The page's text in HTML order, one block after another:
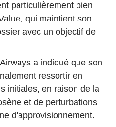
particulièrement bien
qui maintient son
avec un objectif de
a indiqué que son
ressortir en
initiales, en raison de la
et de perturbations
d'approvisionnement.